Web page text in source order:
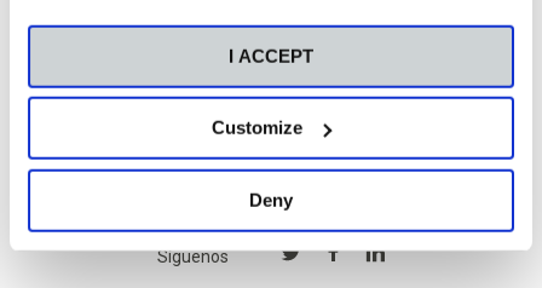
I ACCEPT
Customize
Deny
Síguenos